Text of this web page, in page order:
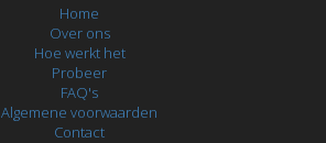
Home
Over ons
Hoe werkt het
Probeer
FAQ's
Algemene voorwaarden
Contact